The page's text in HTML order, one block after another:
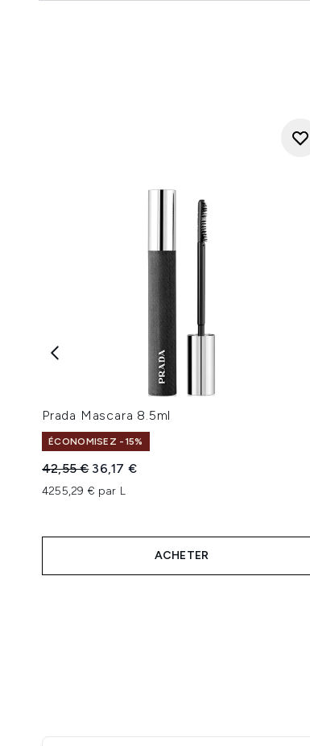
Prada Mascara 8.5ml
ÉCONOMISEZ -15%
Prix de vente :
42,55 € Prix ​​actuel :
36,17 €
4255,29 € par L
ACHETER